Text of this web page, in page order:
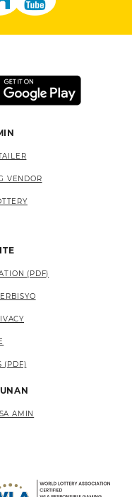
VENDOR
(PDF)
(PDF)
AMIN